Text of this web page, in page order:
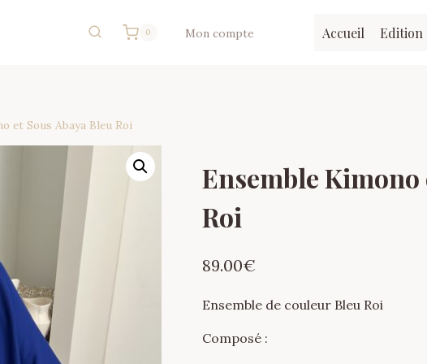
0 Mon compte Accueil Edition
et Sous Abaya Bleu Roi
Ensemble Kimono
Roi
89.00€
Ensemble de couleur Bleu Roi
Composé :